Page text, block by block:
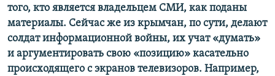
того, кто является владельцем СМИ, как поданы
материалы. Сейчас же из крымчан, по сути, делают
солдат информационной войны, их учат «думать»
и аргументировать свою «позицию» касательно
происходящего с экранов телевизоров. Например,